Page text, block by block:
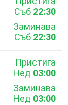
Съб 22:30
Заминава
Съб 22:30
Пристига
Нед 03:00
Заминава
Нед 03:00